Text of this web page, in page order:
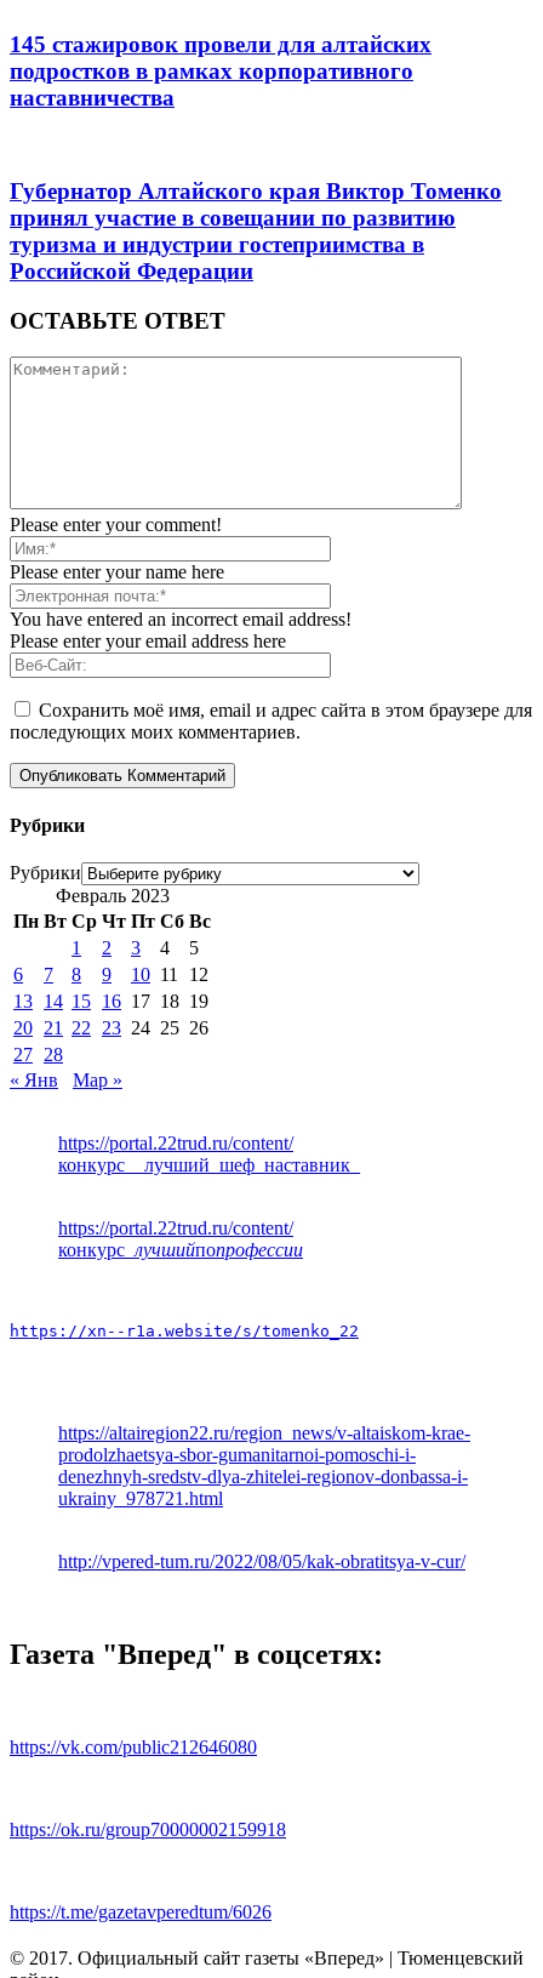
145 стажировок провели для алтайских
подростков в рамках корпоративного
наставничества
Губернатор Алтайского края Виктор Томенко
принял участие в совещании по развитию
туризма и индустрии гостеприимства в
Российской Федерации
ОСТАВЬТЕ ОТВЕТ
Please enter your comment!
Please enter your name here
You have entered an incorrect email address!
Please enter your email address here
Сохранить моё имя, email и адрес сайта в этом браузере для
последующих моих комментариев.
Рубрики
Рубрики
Февраль 2023
Пн Вт Ср Чт Пт Сб Вс
1
2 3 4
5
6
7 8 9 10 11
12
13 14 15 16 17 18 19
20 21 22 23 24 25 26
27 28
« Янв
Мар »
https://portal.22trud.ru/content/
конкурс__лучший_шеф_наставник_
https://portal.22trud.ru/content/
конкурс _лучшийпопрофессии
https://xn--r1a.website/s/tomenko_22
https://altairegion22.ru/region_news/v-altaiskom-krae-
prodolzhaetsya-sbor-gumanitarnoi-pomoschi-i-
denezhnyh-sredstv-dlya-zhitelei-regionov-donbassa-i-
ukrainy_978721.html
http://vpered-tum.ru/2022/08/05/kak-obratitsya-v-cur/
Газета "Вперед" в соцсетях:
https://vk.com/public212646080
https://ok.ru/group70000002159918
https://t.me/gazetavperedtum/6026
© 2017. Официальный сайт газеты «Вперед» | Тюменцевский